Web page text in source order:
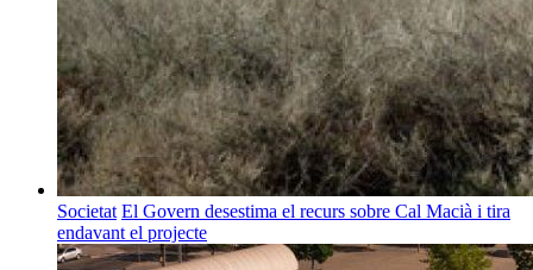
Societat El Govern desestima el recurs sobre Cal Macià i tira
endavant el projecte